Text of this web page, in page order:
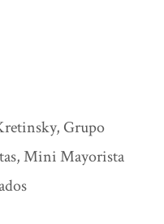
, Grupo
,Mini Mayorista